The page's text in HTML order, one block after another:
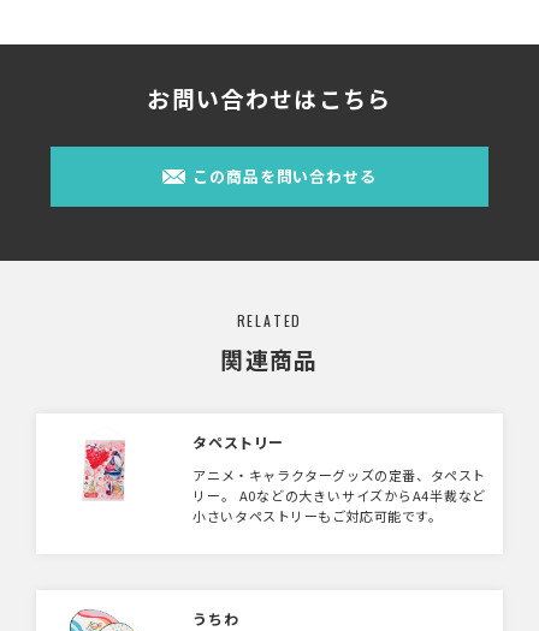
お問い合わせはこちら
この商品を問い合わせる
RELATED
関連商品
タペストリー
アニメ・キャラクターグッズの定番、タペスト
リー。 A0などの大きいサイズからA4半裁など
小さいタペストリーもご対応可能です。
うちわ